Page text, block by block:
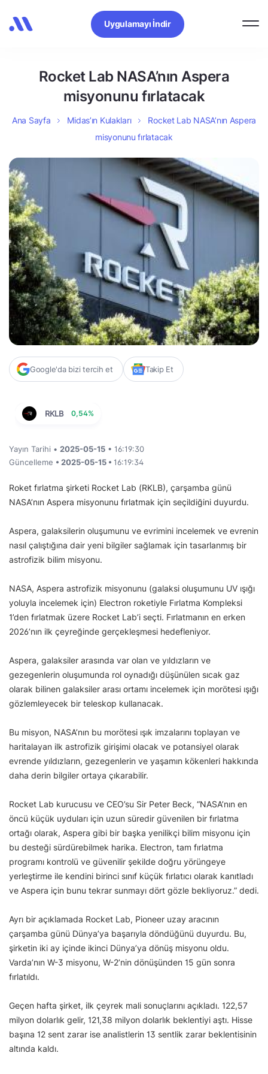
Uygulamayı İndir
Rocket Lab NASA’nın Aspera
misyonunu fırlatacak
Ana Sayfa Midas’ın Kulakları
Rocket Lab NASA’nın Aspera
misyonunu fırlatacak
Google'da bizi tercih et Takip Et
RKLB 0,54%
Yayın Tarihi • 2025-05-15 • 16:19:30
Güncelleme • 2025-05-15 • 16:19:34
Roket fırlatma şirketi Rocket Lab (RKLB), çarşamba günü
NASA’nın Aspera misyonunu fırlatmak için seçildiğini duyurdu.
Aspera, galaksilerin oluşumunu ve evrimini incelemek ve evrenin
nasıl çalıştığına dair yeni bilgiler sağlamak için tasarlanmış bir
astrofizik bilim misyonu.
NASA, Aspera astrofizik misyonunu (galaksi oluşumunu UV ışığı
yoluyla incelemek için) Electron roketiyle Fırlatma Kompleksi
1’den fırlatmak üzere Rocket Lab’i seçti. Fırlatmanın en erken
2026’nın ilk çeyreğinde gerçekleşmesi hedefleniyor.
Aspera, galaksiler arasında var olan ve yıldızların ve
gezegenlerin oluşumunda rol oynadığı düşünülen sıcak gaz
olarak bilinen galaksiler arası ortamı incelemek için morötesi ışığı
gözlemleyecek bir teleskop kullanacak.
Bu misyon, NASA’nın bu morötesi ışık imzalarını toplayan ve
haritalayan ilk astrofizik girişimi olacak ve potansiyel olarak
evrende yıldızların, gezegenlerin ve yaşamın kökenleri hakkında
daha derin bilgiler ortaya çıkarabilir.
Rocket Lab kurucusu ve CEO’su Sir Peter Beck, “NASA’nın en
öncü küçük uyduları için uzun süredir güvenilen bir fırlatma
ortağı olarak, Aspera gibi bir başka yenilikçi bilim misyonu için
bu desteği sürdürebilmek harika. Electron, tam fırlatma
programı kontrolü ve güvenilir şekilde doğru yörüngeye
yerleştirme ile kendini birinci sınıf küçük fırlatıcı olarak kanıtladı
ve Aspera için bunu tekrar sunmayı dört gözle bekliyoruz.” dedi.
Ayrı bir açıklamada Rocket Lab, Pioneer uzay aracının
çarşamba günü Dünya’ya başarıyla döndüğünü duyurdu. Bu,
şirketin iki ay içinde ikinci Dünya’ya dönüş misyonu oldu.
Varda’nın W-3 misyonu, W-2’nin dönüşünden 15 gün sonra
fırlatıldı.
Geçen hafta şirket, ilk çeyrek mali sonuçlarını açıkladı. 122,57
milyon dolarlık gelir, 121,38 milyon dolarlık beklentiyi aştı. Hisse
başına 12 sent zarar ise analistlerin 13 sentlik zarar beklentisinin
altında kaldı.